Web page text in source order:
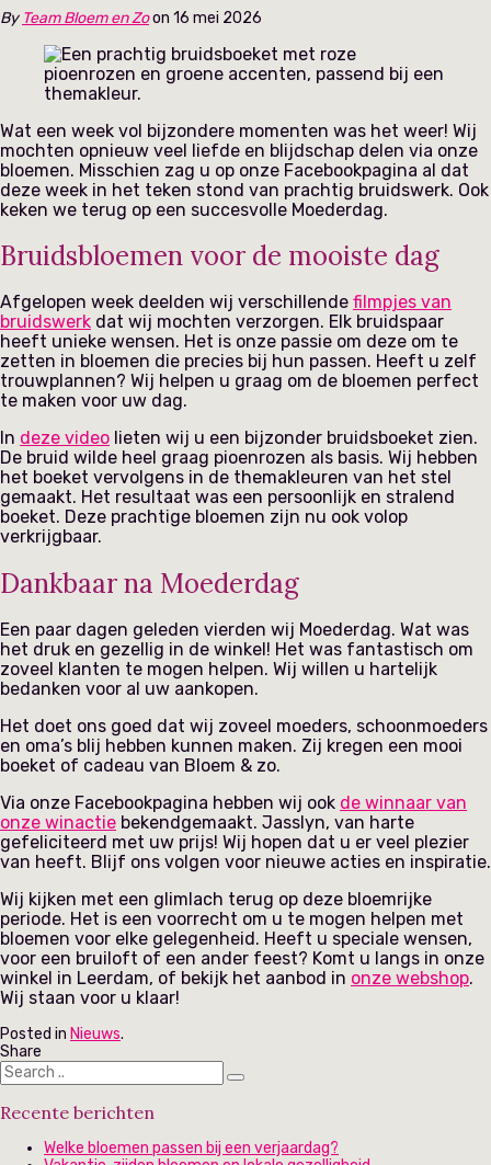
By Team Bloem en Zoon 16 mei 2026
Wat een week vol bijzondere momenten was het weer! Wij
mochten opnieuw veel liefde en blijdschap delen via onze
bloemen. Misschien zag u op onze Facebookpagina al dat
deze week in het teken stond van prachtig bruidswerk. Ook
keken we terug op een succesvolle Moederdag.
Bruidsbloemen voor de mooiste dag
Afgelopen week deelden wij verschillende filmpjes van
bruidswerk dat wij mochten verzorgen. Elk bruidspaar
heeft unieke wensen. Het is onze passie om deze om te
zetten in bloemen die precies bij hun passen. Heeft u zelf
trouwplannen? Wij helpen u graag om de bloemen perfect
te maken voor uw dag.
In deze video lieten wij u een bijzonder bruidsboeket zien.
De bruid wilde heel graag pioenrozen als basis. Wij hebben
het boeket vervolgens in de themakleuren van het stel
gemaakt. Het resultaat was een persoonlijk en stralend
boeket. Deze prachtige bloemen zijn nu ook volop
verkrijgbaar.
Dankbaar na Moederdag
Een paar dagen geleden vierden wij Moederdag. Wat was
het druk en gezellig in de winkel! Het was fantastisch om
zoveel klanten te mogen helpen. Wij willen u hartelijk
bedanken voor al uw aankopen.
Het doet ons goed dat wij zoveel moeders, schoonmoeders
en oma’s blij hebben kunnen maken. Zij kregen een mooi
boeket of cadeau van Bloem & zo.
Via onze Facebookpagina hebben wij ook de winnaar van
onze winactie bekendgemaakt. Jasslyn, van harte
gefeliciteerd met uw prijs! Wij hopen dat u er veel plezier
van heeft. Blijf ons volgen voor nieuwe acties en inspiratie.
Wij kijken met een glimlach terug op deze bloemrijke
periode. Het is een voorrecht om u te mogen helpen met
bloemen voor elke gelegenheid. Heeft u speciale wensen,
voor een bruiloft of een ander feest? Komt u langs in onze
winkel in Leerdam, of bekijk het aanbod in onze webshop.
Wij staan voor u klaar!
Posted in Nieuws.
Share
Recente berichten
Welke bloemen passen bij een verjaardag?